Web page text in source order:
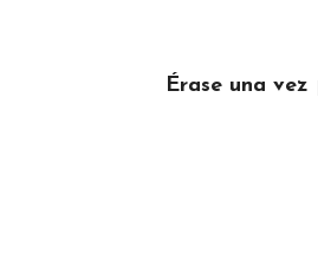
Érase una vez